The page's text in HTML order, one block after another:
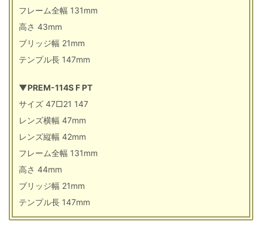
フレーム全幅 131mm
高さ 43mm
ブリッジ幅 21mm
テンプル長 147mm
▼PREM-114S F PT
サイズ 47□21 147
レンズ横幅 47mm
レンズ縦幅 42mm
フレーム全幅 131mm
高さ 44mm
ブリッジ幅 21mm
テンプル長 147mm